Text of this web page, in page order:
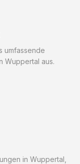
umfassende
Wuppertal aus.
in Wuppertal,